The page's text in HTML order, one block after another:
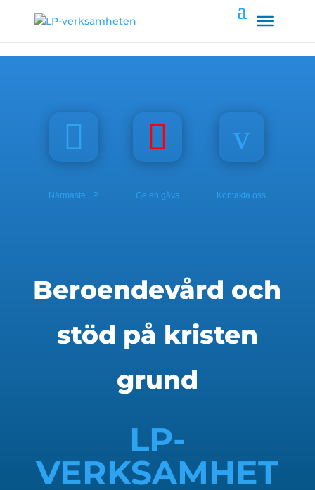

Närmaste LP

Ge en gåva
v
Kontakta oss
Beroendevård och
stöd på kristen
grund
LP-
VERKSAMHET